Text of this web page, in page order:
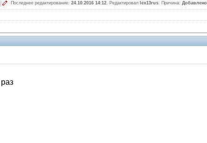
Последнее редактирование: 24.10.2016 14:12. Редактировал lex13rus. Причина: Добавлено